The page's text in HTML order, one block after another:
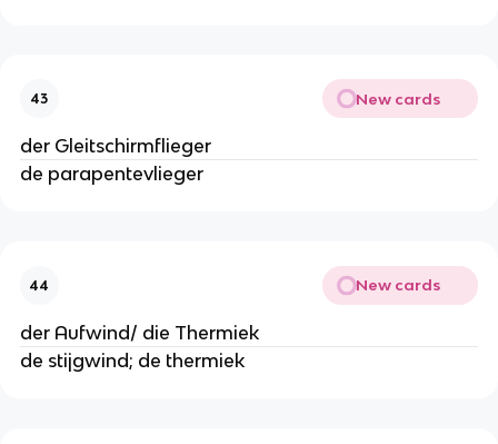
43 New cards
der Gleitschirmflieger
de parapentevlieger
44 New cards
der Aufwind/ die Thermiek
de stijgwind; de thermiek